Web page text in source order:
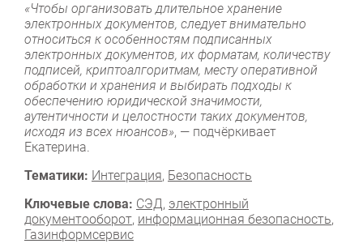
«Чтобы организовать длительное хранение
электронных документов, следует внимательно
относиться к особенностям подписанных
электронных документов, их форматам, количеству
подписей, криптоалгоритмам, месту оперативной
обработки и хранения и выбирать подходы к
обеспечению юридической значимости,
аутентичности и целостности таких документов,
исходя из всех нюансов», — подчёркивает
Екатерина.
Тематики: Интеграция, Безопасность
Ключевые слова: СЭД, электронный
документооборот, информационная безопасность,
Газинформсервис